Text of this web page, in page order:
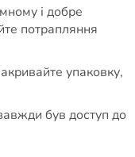
і добре
потрапляння
упаковку,
був доступ до